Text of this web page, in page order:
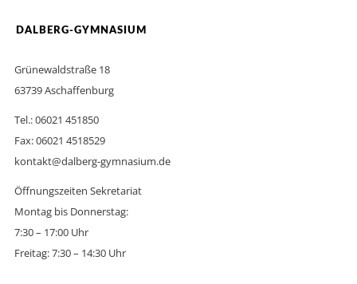
DALBERG-GYMNASIUM
Grünewaldstraße 18
63739 Aschaffenburg
Tel.: 06021 451850
Fax: 06021 4518529
kontakt@dalberg-gymnasium.de
Öffnungszeiten Sekretariat
Montag bis Donnerstag:
7:30 – 17:00 Uhr
Freitag: 7:30 – 14:30 Uhr